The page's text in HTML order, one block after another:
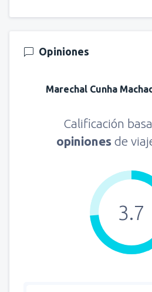
Opiniones
Marechal Cunha
Calificación
opiniones de
3.7